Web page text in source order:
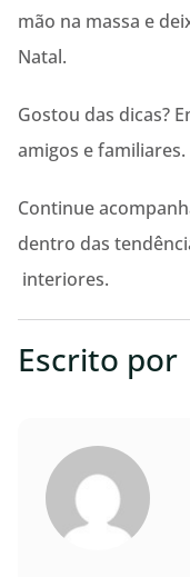
mão na massa e
Natal.
Gostou das dicas?
amigos e familiares.
Continue
dentro das
interiores.
Escrito por